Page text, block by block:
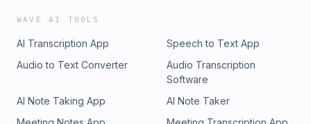
WAVE AI TOOLS
AI Transcription App
Speech to Text App
Audio to Text Converter
Audio Transcription
Software
AI Note Taking App
AI Note Taker